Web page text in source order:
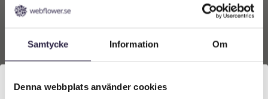
Samtycke Information Om
Denna webbplats använder cookies
varukorg
varukorg